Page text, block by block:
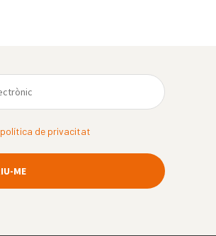
política de privacitat